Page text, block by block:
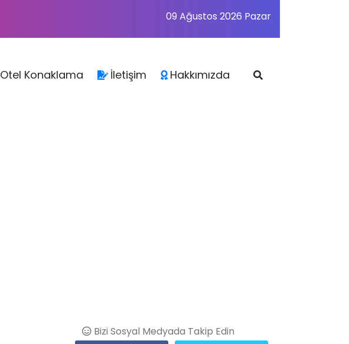
09 Ağustos 2026 Pazar
Otel Konaklama İletişim Hakkımızda
Bizi Sosyal Medyada Takip Edin